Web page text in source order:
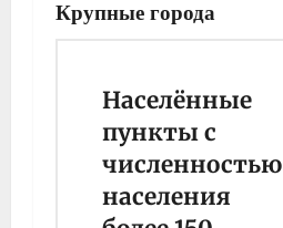
Крупные города
Населённые
пункты с
численностью
населения